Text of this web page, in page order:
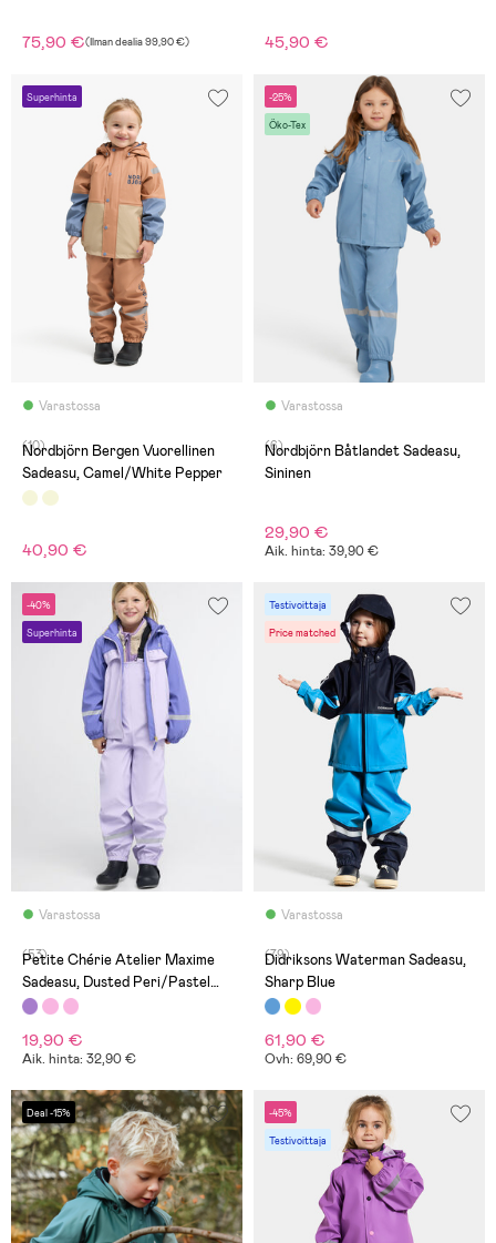
75,90 €(Ilman dealia99,90 €) 45,90 €
Superhinta
Varastossa
(10)
Nordbjörn Bergen Vuorellinen
Sadeasu, Camel/White Pepper
40,90 €
-25%
Öko-Tex
Varastossa
(6)
Nordbjörn Båtlandet Sadeasu,
Sininen
29,90 €
Aik. hinta: 39,90 €
-40%
Superhinta
Varastossa
(53)
Petite Chérie Atelier Maxime
Sadeasu, Dusted Peri/Pastel
Lilac
19,90 €
Aik. hinta: 32,90 €
Testivoittaja
Price matched
Varastossa
(79)
Didriksons Waterman Sadeasu,
Sharp Blue
61,90 €
Ovh: 69,90 €
Deal -15% -45%
Testivoittaja